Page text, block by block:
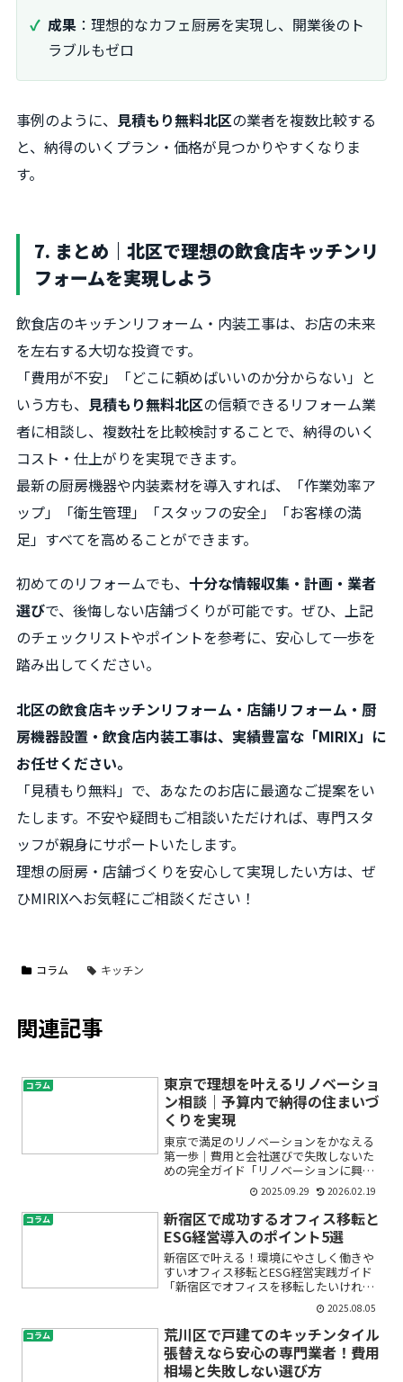
成果 ：理想的なカフェ厨房を実現し、開業後のト
ラブルもゼロ
事例のように、 見積もり無料北区の業者を複数比較する
と、納得のいくプラン・価格が見つかりやすくなりま
す。
7. まとめ｜北区で理想の飲食店キッチンリ
フォームを実現しよう
飲食店のキッチンリフォーム・内装工事は、お店の未来
を左右する大切な投資です。
「費用が不安」「どこに頼めばいいのか分からない」と
いう方も、 見積もり無料北区の信頼できるリフォーム業
者に相談し、複数社を比較検討することで、納得のいく
コスト・仕上がりを実現できます。
最新の厨房機器や内装素材を導入すれば、「作業効率ア
ップ」「衛生管理」「スタッフの安全」「お客様の満
足」すべてを高めることができます。
初めてのリフォームでも、 十分な情報収集・計画・業者
選びで、後悔しない店舗づくりが可能です。ぜひ、上記
のチェックリストやポイントを参考に、安心して一歩を
踏み出してください。
北区の飲食店キッチンリフォーム・店舗リフォーム・厨
房機器設置・飲食店内装工事は、実績豊富な「MIRIX」に
お任せください。
「見積もり無料」で、あなたのお店に最適なご提案をい
たします。不安や疑問もご相談いただければ、専門スタ
ッフが親身にサポートいたします。
理想の厨房・店舗づくりを安心して実現したい方は、ぜ
ひMIRIXへお気軽にご相談ください！
コラム キッチン
関連記事
コラム
東京で理想を叶えるリノベーショ
ン相談｜予算内で納得の住まいづ
くりを実現
東京で満足のリノベーションをかなえる
第一歩｜費用と会社選びで失敗しないた
めの完全ガイド「リノベーションに興味
はあるけど、何から始めていいのかわか
らない」「予算内で理想の住まいを実現
できるの？」そんな悩みや不安を抱えて
いませんか？東京でマンシ...
2025.09.29 2026.02.19
コラム
新宿区で成功するオフィス移転と
ESG経営導入のポイント5選
新宿区で叶える！環境にやさしく働きや
すいオフィス移転とESG経営実践ガイド
「新宿区でオフィスを移転したいけれ
ど、環境配慮やESG経営のことまで考え
ると、何から手をつけて良いのか分から
ない…」「サステナブルやSDGsって聞く
けど、具体的にどう...
2025.08.05
コラム
荒川区で戸建てのキッチンタイル
張替えなら安心の専門業者！費用
相場と失敗しない選び方